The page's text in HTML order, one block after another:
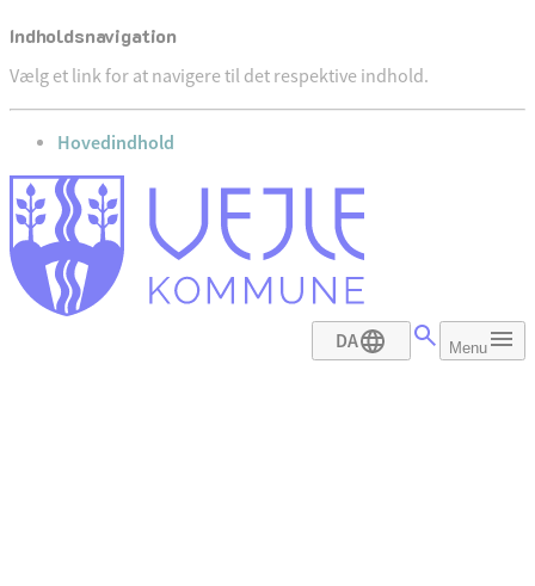
Indholdsnavigation
Vælg et link for at navigere til det respektive indhold.
gå til
Hovedindhold
DA Menu